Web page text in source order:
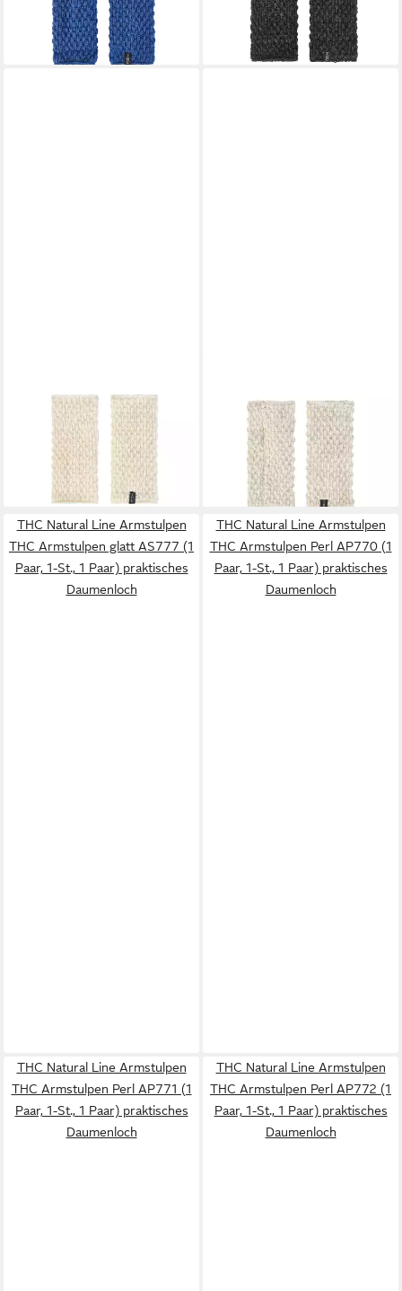
22,90 €
(22,90 €/ 1 Paar)
lieferbar - in 3-4 Werktagen bei dir
22,90 €
(22,90 €/ 1 Paar)
lieferbar - in 3-4 Werktagen bei dir
Perl AP623 (1 Paar, 1-St., 1
Paar) praktisches Daumenloch
22,90 €
(22,90 €/ 1 Paar)
lieferbar - in 3-4 Werktagen bei dir
Perl AP713 (1 Paar, 1-St., 1
Paar) praktisches Daumenloch
22,90 €
(22,90 €/ 1 Paar)
lieferbar - in 3-4 Werktagen bei dir
THC Natural Line Armstulpen
THC Armstulpen glatt AS777 (1
Paar, 1-St., 1 Paar) praktisches
Daumenloch
THC Natural Line Armstulpen
THC Armstulpen Perl AP770 (1
Paar, 1-St., 1 Paar) praktisches
Daumenloch
THC Natural Line Armstulpen
THC Armstulpen Perl AP771 (1
Paar, 1-St., 1 Paar) praktisches
Daumenloch
THC Natural Line Armstulpen
THC Armstulpen Perl AP772 (1
Paar, 1-St., 1 Paar) praktisches
Daumenloch